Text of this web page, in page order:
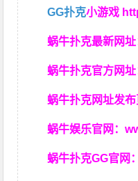
GG扑克小游戏
蜗牛扑克最新网
蜗牛扑克官方网
蜗牛扑克网址发
蜗牛娱乐官网：
蜗牛扑克GG官网